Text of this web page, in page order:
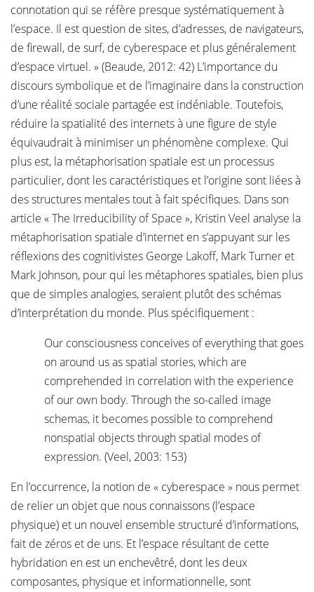
connotation qui se réfère presque systématiquement à
l’espace. Il est question de sites, d’adresses, de navigateurs,
de firewall, de surf, de cyberespace et plus généralement
d’espace virtuel. » (Beaude, 2012: 42) L’importance du
discours symbolique et de l’imaginaire dans la construction
d’une réalité sociale partagée est indéniable. Toutefois,
réduire la spatialité des internets à une figure de style
équivaudrait à minimiser un phénomène complexe. Qui
plus est, la métaphorisation spatiale est un processus
particulier, dont les caractéristiques et l’origine sont liées à
des structures mentales tout à fait spécifiques. Dans son
article « The Irreducibility of Space », Kristin Veel analyse la
métaphorisation spatiale d’internet en s’appuyant sur les
réflexions des cognitivistes George Lakoff, Mark Turner et
Mark Johnson, pour qui les métaphores spatiales, bien plus
que de simples analogies, seraient plutôt des schémas
d’interprétation du monde. Plus spécifiquement :
Our consciousness conceives of everything that goes
on around us as spatial stories, which are
comprehended in correlation with the experience
of our own body. Through the so-called image
schemas, it becomes possible to comprehend
nonspatial objects through spatial modes of
expression. (Veel, 2003: 153)
En l’occurrence, la notion de « cyberespace » nous permet
de relier un objet que nous connaissons (l’espace
physique) et un nouvel ensemble structuré d’informations,
fait de zéros et de uns. Et l’espace résultant de cette
hybridation en est un enchevêtré, dont les deux
composantes, physique et informationnelle, sont